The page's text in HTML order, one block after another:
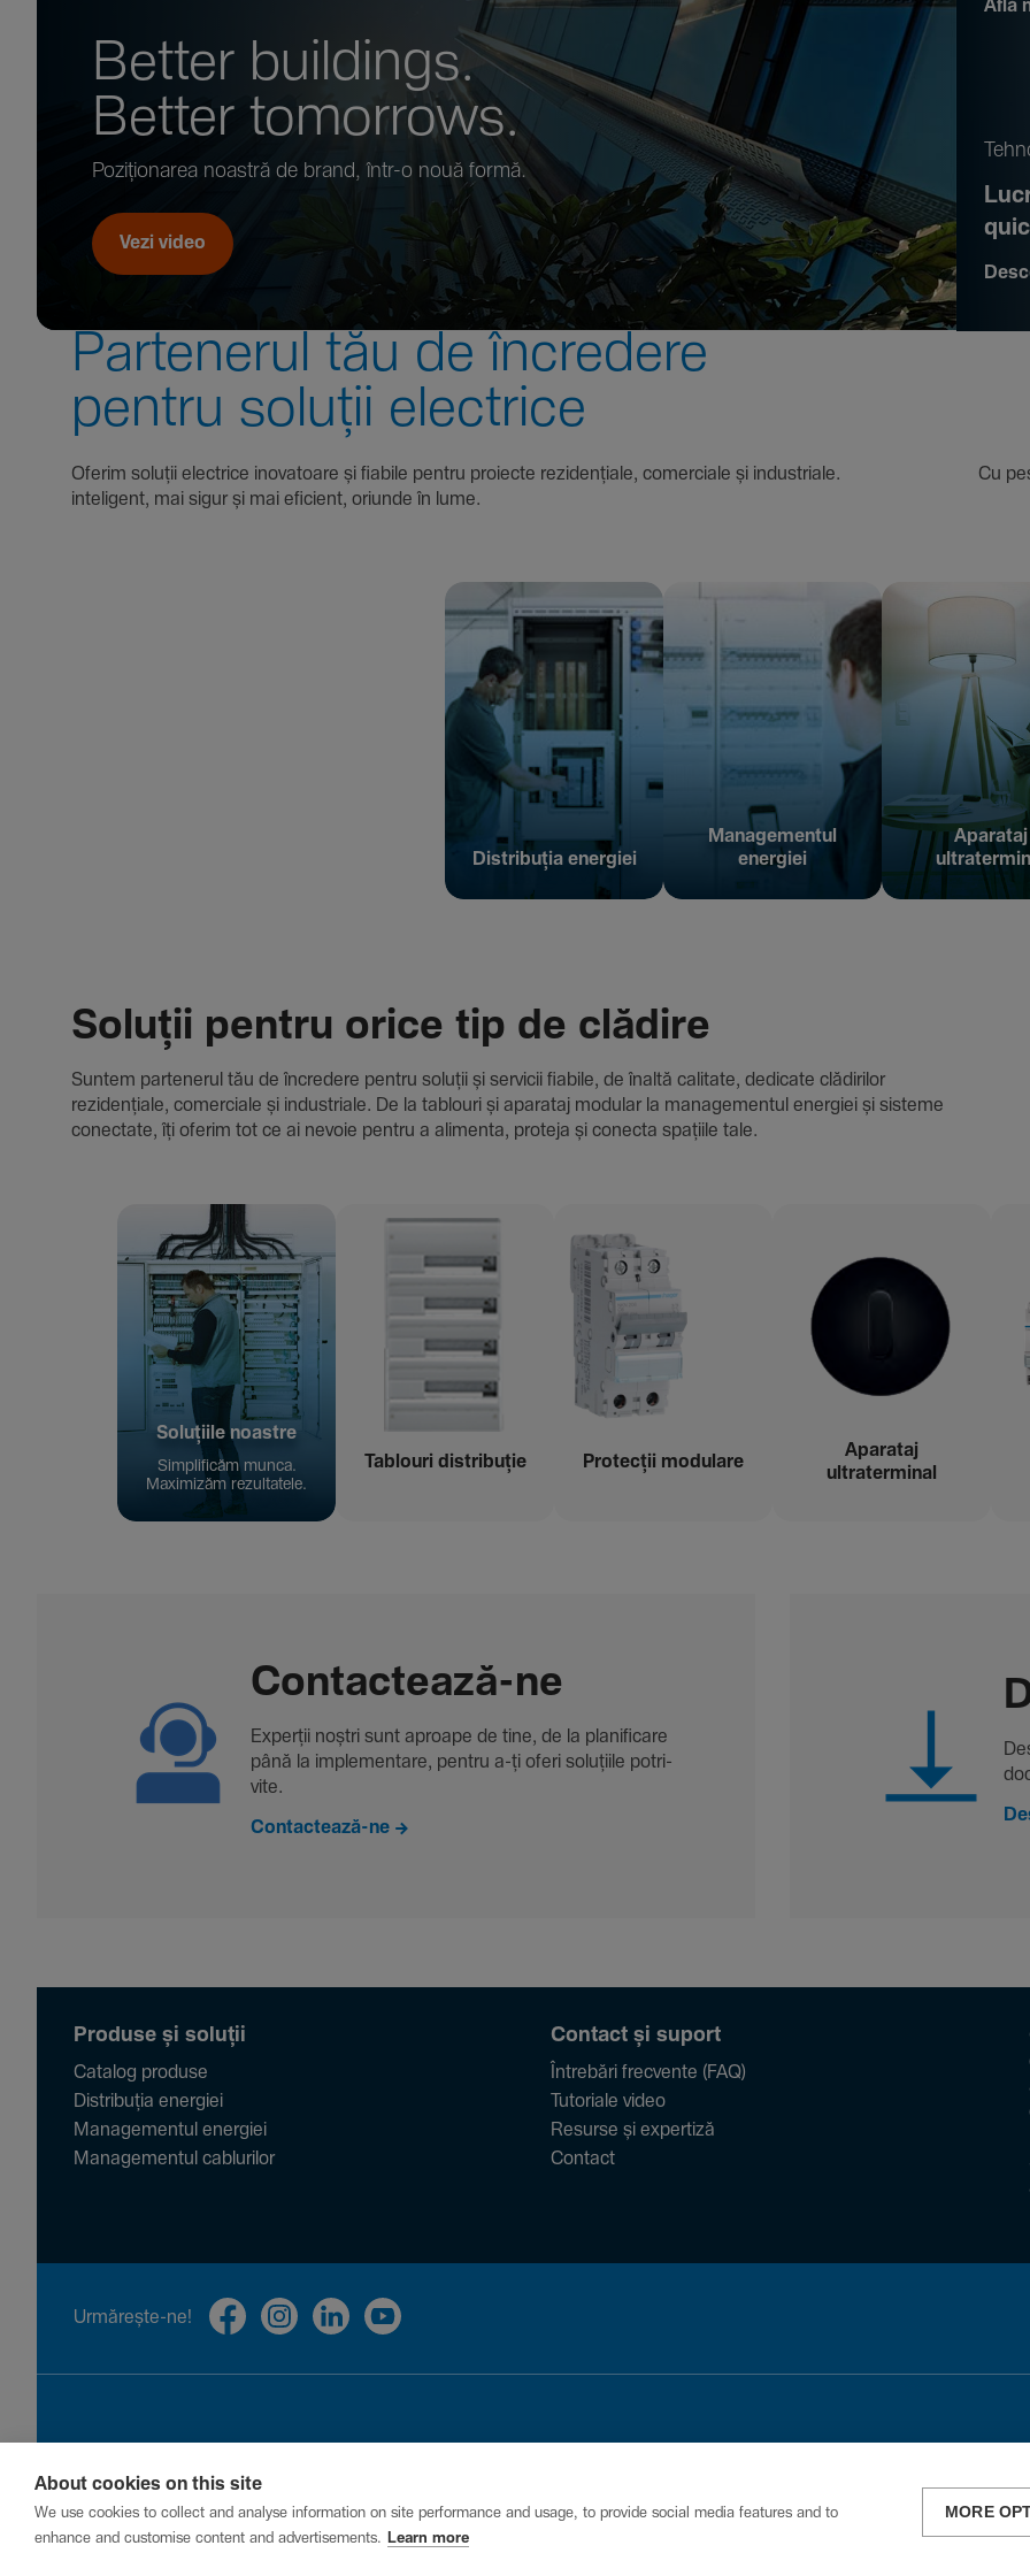
Better buil­dings.
Better tomor­rows.
Pozi­țio­narea noastră de brand, într-o nouă formă.
Vezi video
Află
Parte­nerul tău de încre­dere
pentru soluții electrice
Oferim soluții electrice inova­toare și fiabile pentru proiecte rezi­den­țiale, comer­ciale și indus­triale. Cu peste
inte­li­gent, mai sigur și mai eficient, oriunde în lume.
Distribuția energiei
Managementul
energiei
Aparataj
Soluții pentru orice tip de clădire
Suntem parte­nerul tău de încre­dere pentru soluții și servicii fiabile, de înaltă cali­tate, dedi­cate clădi­rilor
rezi­den­țiale, comer­ciale și indus­triale. De la tablouri și aparataj modular la managementul energiei și sisteme
conec­tate, îți oferim tot ce ai nevoie pentru a alimenta, proteja și conecta spațiile tale.
Solu­țiile noastre
Simpli­ficăm munca.
Maxi­mizăm rezul­ta­tele.
Tablouri distribuție Protecții modu­lare
Aparataj
ultraterminal
Contac­tează-ne
Experții noștri sunt aproape de tine, de la plani­fi­care
până la imple­men­tare, pentru a-ți oferi solu­țiile potri­
vite.
Contactează-ne
Produse și soluții
Catalog produse
Distribuția energiei
Managementul energiei
Managementul cablurilor
Contact și suport
Întrebări frecvente (FAQ)
Tutoriale video
Resurse și expertiză
Contact
Urmă­rește-ne!
Privacy Cookies
About cookies on this site
We use cookies to collect and analyse information on site performance and usage, to provide social media features and to
enhance and customise content and advertisements.
Learn more
MORE